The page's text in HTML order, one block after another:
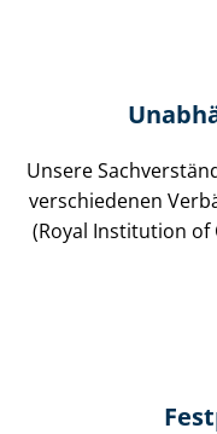
Unsere
verschiedenen
(Royal Institution of